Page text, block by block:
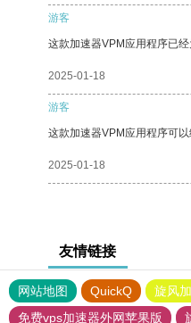
游客
这款加速器VPM应用程序已
2025-01-18
游客
这款加速器VPM应用程序可
2025-01-18
友情链接
网站地图 QuickQ 旋风
免费vps加速器外网苹果版